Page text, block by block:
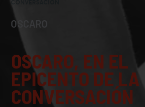
OSCARO
OSCARO, EN EL
EPICENTO DE LA
CONVERSACIÓN